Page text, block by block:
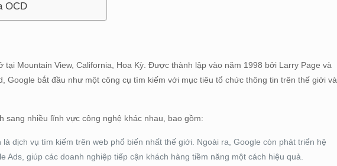
OCD
tại Mountain View, California, Hoa Kỳ. Được thành lập vào năm 1998 bởi Larry Page và
Google bắt đầu như một công cụ tìm kiếm với mục tiêu tổ chức thông tin trên thế giới và
nhiều lĩnh vực công nghệ khác nhau, bao gồm:
là dịch vụ tìm kiếm trên web phổ biến nhất thế giới. Ngoài ra, Google còn phát triển hệ
giúp các doanh nghiệp tiếp cận khách hàng tiềm năng một cách hiệu quả.